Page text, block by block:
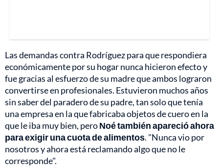
Las demandas contra Rodríguez para que respondiera
económicamente por su hogar nunca hicieron efecto y
fue gracias al esfuerzo de su madre que ambos lograron
convertirse en profesionales. Estuvieron muchos años
sin saber del paradero de su padre, tan solo que tenía
una empresa en la que fabricaba objetos de cuero en la
que le iba muy bien, peroNoé también apareció ahora
para exigir una cuota de alimentos. "Nunca vio por
nosotros y ahora está reclamando algo que no le
corresponde".